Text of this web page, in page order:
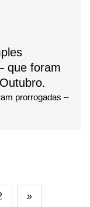
que foram
prorrogadas –
»